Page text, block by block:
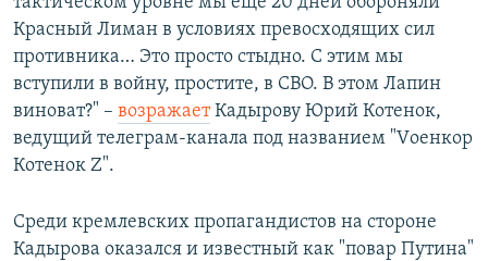
Красный Лиман в условиях превосходящих сил
противника… Это просто стыдно. С этим мы
вступили в войну, простите, в СВО. В этом Лапин
виноват?" – возражаетКадырову Юрий Котенок,
ведущий телеграм-канала под названием "Vоенкор
Котенок Z".
Среди кремлевских пропагандистов на стороне
Кадырова оказался и известный как "повар Путина"